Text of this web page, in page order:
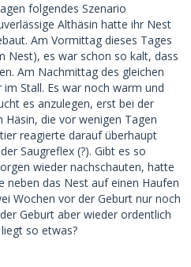
folgendes Szenario
Althäsin hatte ihr Nest
Am Vormittag dieses Tages
Nest), es war schon so kalt, dass
Am Nachmittag des gleichen
Stall. Es war noch warm und
es anzulegen, erst bei der
die vor wenigen Tagen
reagierte darauf überhaupt
Saugreflex (?). Gibt es so
wieder nachschauten, hatte
neben das Nest auf einen Haufen
Wochen vor der Geburt nur noch
Geburt aber wieder ordentlich
so etwas?